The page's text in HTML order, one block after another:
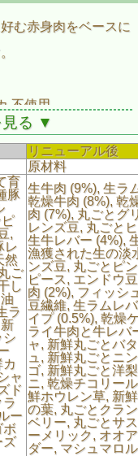
む赤身肉をベースに
不使用
見る ▼
リニューアル後
原材料
育
豚
,
レ
然
ご
し
ラ
シ
ャ
ド
ー
ボ
ズ
生牛肉 (9%), 生ラ
乾燥牛肉 (8%), 乾
肉 (7%), 丸ごとグ
レンズ豆, 丸ごと
生牛レバー (4%),
漁獲された生の淡
ンズ豆, 丸ごとピ
ピース, エンドウ
肉 (2%), フィッシ
豆繊維, 生ラムレ
イプ (0.5%), 乾燥
ライ牛肉と牛レバ
ャ, 新鮮丸ごとバ
ュ, 新鮮丸ごとニ
ゴ, 新鮮丸ごと洋
ニ, 乾燥チコリー
鮮ホウレン草, 新
の葉, 丸ごとクラ
ベリー, 丸ごとサ
ーメリック, オオ
ダー, マシュマロ